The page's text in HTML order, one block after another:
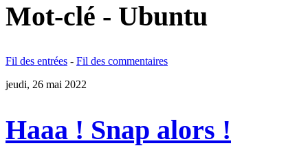
Mot-clé - Ubuntu
Fil des entrées - Fil des commentaires
jeudi, 26 mai 2022
Haaa ! Snap alors !